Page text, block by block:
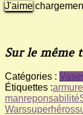
J'aime
Sur le même
Catégories :
Étiquettes :armure
manreponsabilité
Warssuperhéros